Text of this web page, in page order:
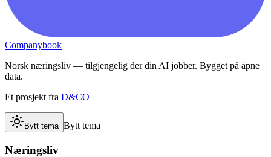
Companybook
Norsk næringsliv — tilgjengelig der din AI jobber. Bygget på åpne
data.
Et prosjekt fra D&CO
Bytt tema Bytt tema
Næringsliv